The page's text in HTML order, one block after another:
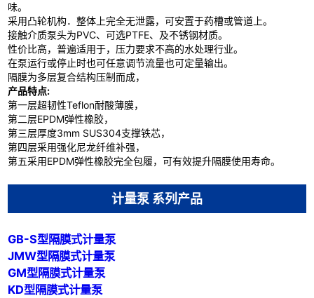
味。
采用凸轮机构．整体上完全无泄露，可安置于药槽或管道上。
接触介质泵头为PVC、可选PTFE、及不锈钢材质。
性价比高，普遍适用于，压力要求不高的水处理行业。
在泵运行或停止时也可任意调节流量也可定量输出。
隔膜为多层复合结构压制而成，
产品特点:
第一层超韧性Teflon耐酸薄膜，
第二层EPDM弹性橡胶，
第三层厚度3mm SUS304支撑铁芯，
第四层采用强化尼龙纤维补强，
第五采用EPDM弹性橡胶完全包履，可有效提升隔膜使用寿命。
计量泵 系列产品
GB-S型隔膜式计量泵
JMW型隔膜式计量泵
GM型隔膜式计量泵
KD型隔膜式计量泵